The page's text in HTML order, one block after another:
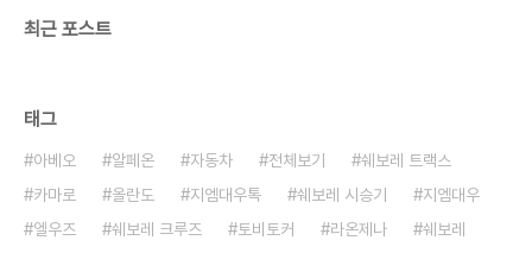
최근 포스트
태그
아베오 알페온 자동차 전체보기
쉐보레 트랙스
카마로
올란도 지엠대우톡 쉐보레 시승기
지엠대우
엘우즈
쉐보레 크루즈 토비토커 라온제나
쉐보레